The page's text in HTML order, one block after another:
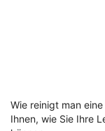
Wie reinigt man
Ihnen, wie Sie Ihre